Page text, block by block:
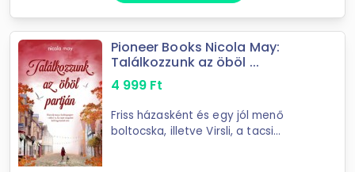
Pioneer Books Nicola May:
Találkozzunk az öböl ...
4 999 Ft
Friss házasként és egy jól menő
boltocska, illetve Virsli, a tacsi